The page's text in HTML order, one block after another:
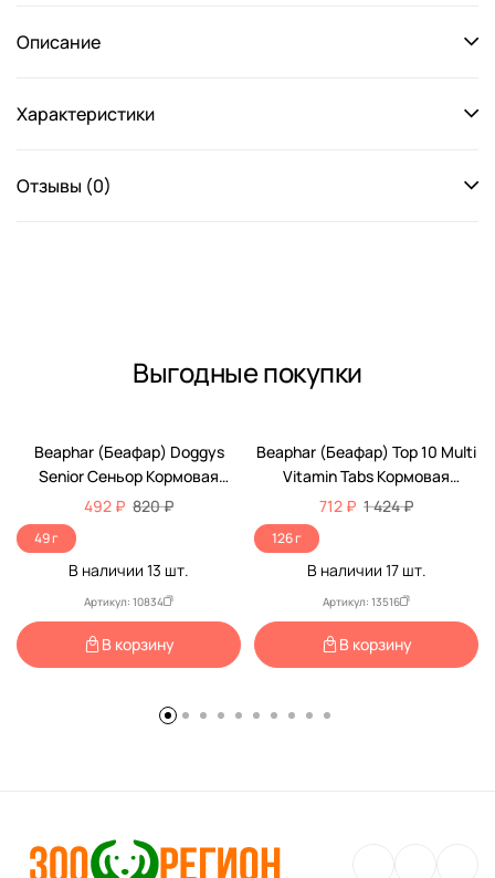
Описание
Характеристики
Отзывы (0)
Выгодные покупки
-40%
Beaphar (Беафар) Doggys
Senior Сеньор Кормовая
Витаминная Добавка Для
Пожилых Собак 75шт 11519
492 ₽ 820 ₽
49 г
В наличии 13 шт.
Артикул: 10834
В корзину
-50%
Beaphar (Беафар) Top 10 Multi
Vitamin Tabs Кормовая
Витаминная Добавка Для
Собак 180шт 12542
712 ₽ 1 424 ₽
126 г
В наличии 17шт.
Артикул: 13516
В корзину